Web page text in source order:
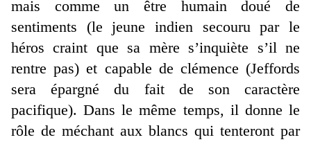
mais comme un être humain doué de
sentiments (le jeune indien secouru par le
héros craint que sa mère s’inquiète s’il ne
rentre pas) et capable de clémence (Jeffords
sera épargné du fait de son caractère
pacifique). Dans le même temps, il donne le
rôle de méchant aux blancs qui tenteront par